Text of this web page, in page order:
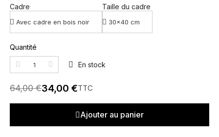
Cadre Taille du cadre
Quantité
En stock
64,00 €34,00 €TTC
Ajouter au panier